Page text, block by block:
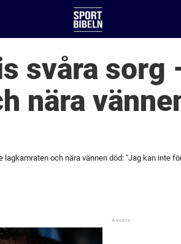
svåra sorg
nära
och nära vännen död: "Jag kan inte